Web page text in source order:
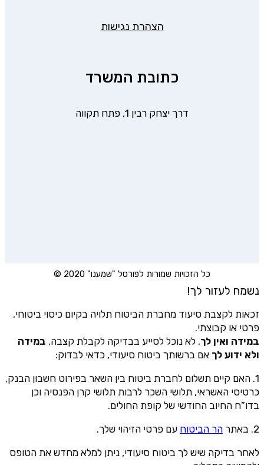
הצהרת נגישות
כתובת המשרד
דרך יצחק רבין 1, פתח תקווה
כל הזכויות שמורות לפורטל "שמענו" 2020 ©
נשמח לעזור לך!
זכאות לקצבת סיעוד מחברת הביטוח תלויה בקיום כיסוי ביטוחי,
פרטי או קבוצתי.
במידה ואין לך, לא נוכל לסייע בבדיקה לקבלת קצבה, במידה
ולא ידוע לך אם ברשותך ביטוח סיעודי, כדאי לבדוק:
1. האם קיים תשלום לחברת ביטוח בין השאר בפירוט חשבון הבנק,
כרטיסי האשראי, תלושי השכר לרבות תלושי קרן הפנסיה וכן
בדו”ח החיוב החודשי של קופת החולים.
2. באתר
הר הביטוח עם פרטי הזיהוי שלך.
לאחר בדיקה שיש לך ביטוח סיעודי, ניתן למלא מחדש את הטופס